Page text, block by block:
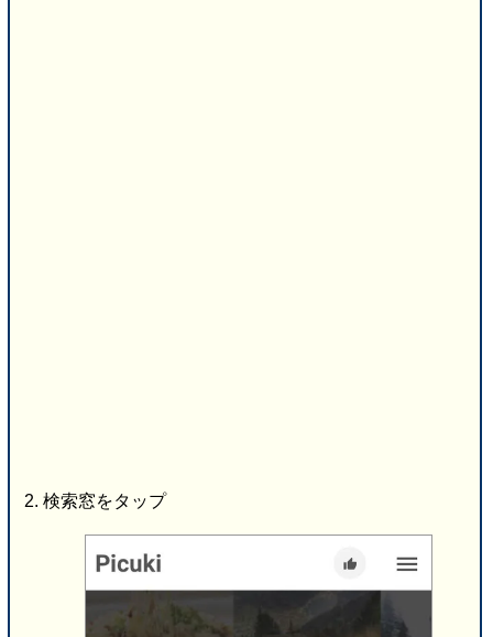
検索窓をタップ